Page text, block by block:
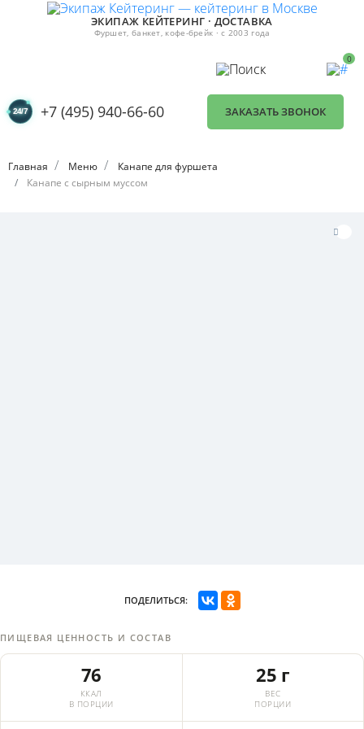
ЭКИПАЖ КЕЙТЕРИНГ · ДОСТАВКА
Фуршет, банкет, кофе-брейк · с 2003 года
0
+7 (495) 940-66-60 ЗАКАЗАТЬ ЗВОНОК
Главная Меню
Канапе для фуршета
Канапе с сырным муссом
ПОДЕЛИТЬСЯ:
ПИЩЕВАЯ ЦЕННОСТЬ И СОСТАВ
76
ККАЛ
В ПОРЦИИ
25 г
ВЕС
ПОРЦИИ